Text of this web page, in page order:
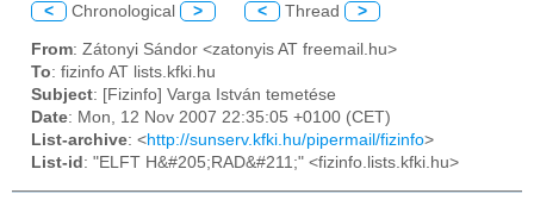
< Chronological > < Thread >
From: Zátonyi Sándor <zatonyis AT freemail.hu>
To: fizinfo AT lists.kfki.hu
Subject: [Fizinfo] Varga István temetése
Date: Mon, 12 Nov 2007 22:35:05 +0100 (CET)
List-archive: <http://sunserv.kfki.hu/pipermail/fizinfo>
List-id : "ELFT H&#205;RAD&#211;" <fizinfo.lists.kfki.hu>